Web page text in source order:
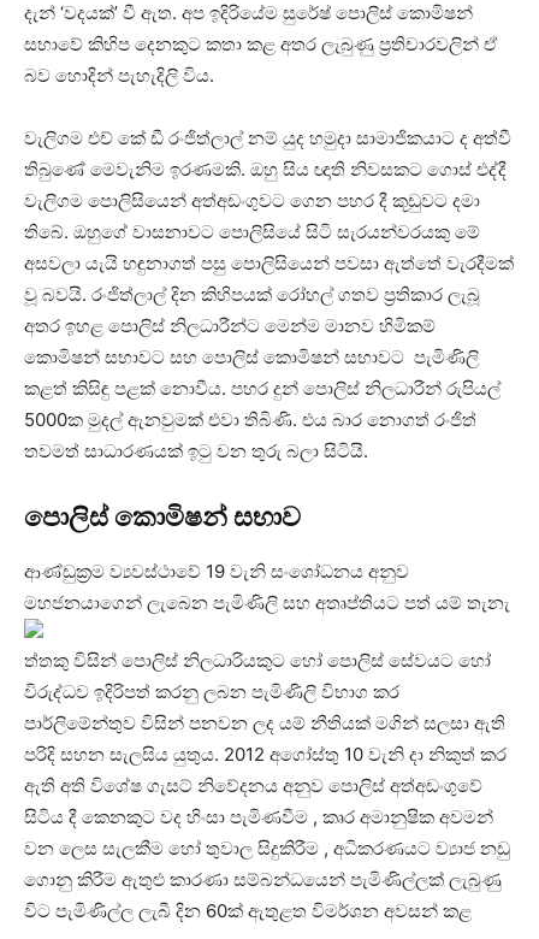
දැන් ‘වදයක්’ වී ඇත. අප ඉදිරියේම සුරේෂ් පොලිස් කොමිෂන්
සභාවේ කිහිප දෙනකුට කතා කළ අතර ලැබුණු ප්‍රතිචාරවලින් ඒ
බව හොදින් පැහැදිලි විය.
වැලිගම එච් කේ ඩී රංජිත්ලාල් නම් යුද හමුදා සාමාජිකයාට ද අත්වී
තිබුණේ මෙවැනිම ඉරණමකි. ඔහු සිය ඥාති නිවසකට ගොස් එද්දී
වැලිගම පොලිසියෙන් අත්අඩංගුවට ගෙන පහර දී කූඩුවට දමා
තිබේ. ඔහුගේ වාසනාවට පොලිසියේ සිටි සැරයන්වරයකු මේ
අසවලා යැයි හඳුනාගත් පසු පොලිසියෙන් පවසා ඇත්තේ වැරදීමක්
වූ බවයි. රංජිත්ලාල් දින කිහිපයක් රෝහල් ගතව ප්‍රතිකාර ලැබූ
අතර ඉහළ පොලිස් නිලධාරීන්ට මෙන්ම මානව හිමිකම්
කොමිෂන් සභාවට සහ පොලිස් කොමිෂන් සභාවට පැමිණිලි
කළත් කිසිඳු පළක් නොවීය. පහර දුන් පොලිස් නිලධාරීන් රුපියල්
5000ක මුදල් ඇනවුමක් එවා තිබිණි. එය බාර නොගත් රංජිත්
තවමත් සාධාරණයක් ඉටු වන තුරු බලා සිටියි.
පොලිස් කොමිෂන් සභාව
ආණ්ඩුක්‍රම ව්‍යවස්ථාවේ 19 වැනි සංශෝධනය අනුව
මහජනයාගෙන් ලැබෙන පැමිණිලි සහ අතෘප්තියට පත් යම් තැනැ
ත්තකු විසින් පොලිස් නිලධාරියකුට හෝ පොලිස් සේවයට හෝ
විරුද්ධව ඉදිරිපත් කරනු ලබන පැමිණිලි විභාග කර
පාර්ලිමේන්තුව විසින් පනවන ලද යම් නීතියක් මගින් සලසා ඇති
පරිදි සහන සැලසිය යුතුය. 2012 අගෝස්තු 10 වැනි දා නිකුත් කර
ඇති අති විශේෂ ගැසට් නිවේදනය අනුව පොලිස් අත්අඩංගුවේ
සිටිය දී කෙනකුට වද හිංසා පැමිණවීම , කෘර අමානුෂික අවමන්
වන ලෙස සැලකීම හෝ තුවාල සිදුකිරීම , අධිකරණයට ව්‍යාජ නඩු
ගොනු කිරීම ඇතුළු කාරණා සම්බන්ධයෙන් පැමිණිල්ලක් ලැබුණු
විට පැමිණිල්ල ලැබී දින 60ක් ඇතුළත විමර්ශන අවසන් කළ